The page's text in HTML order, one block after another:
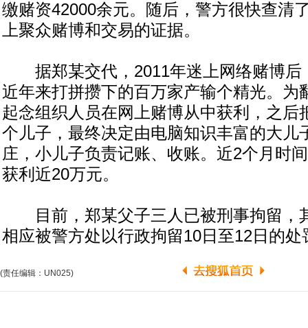
缴赌资42000余元。随后，警方很快查清
上聚众赌博和交易的证据。
据郑某交代，2011年迷上网络赌博后
近年来打拼攒下的百万家产输个精光。为
起念组织人员在网上赌博从中获利，之后
个儿子，最终决定由电脑知识丰富的大儿
庄，小儿子负责记账、收账。近2个月时
获利近20万元。
目前，郑某父子三人已被刑事拘留，
相应被警方处以行政拘留10日至12日的处
(责任编辑：UN025)